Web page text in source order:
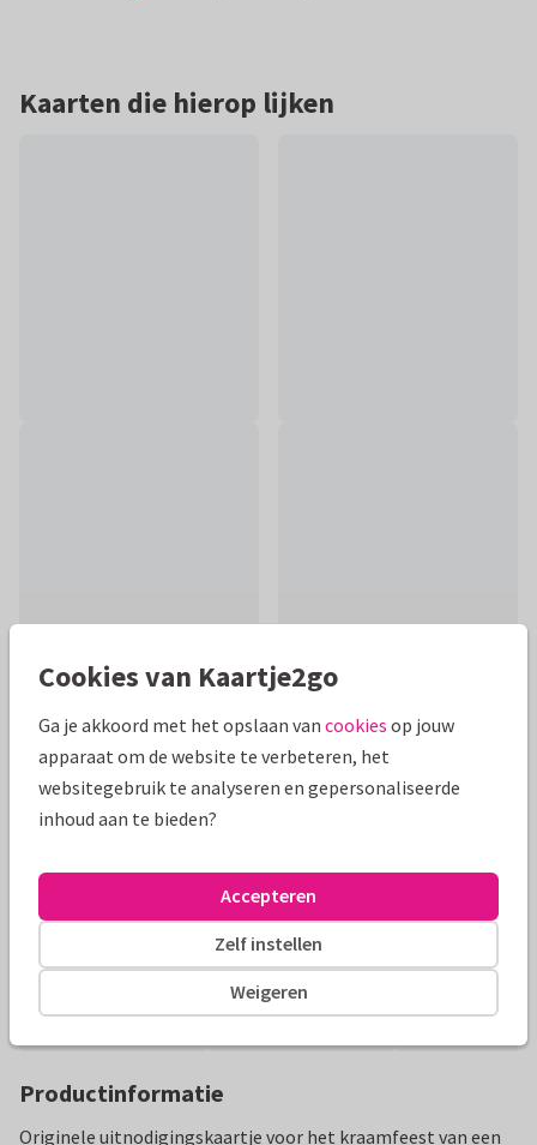
Kaarten die hierop lijken
Mooie extra's bij je kaart
Productinformatie
Originele uitnodigingskaartje voor het kraamfeest van een
Cookies van Kaartje2go
Ga je akkoord met het opslaan van cookies op jouw
apparaat om de website te verbeteren, het
websitegebruik te analyseren en gepersonaliseerde
inhoud aan te bieden?
Weigeren
Zelf instellen
Accepteren